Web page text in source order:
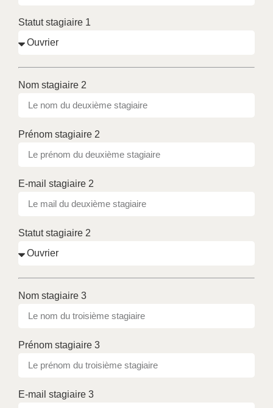
Statut stagiaire 1
Nom stagiaire 2
Prénom stagiaire 2
E-mail stagiaire 2
Statut stagiaire 2
Nom stagiaire 3
Prénom stagiaire 3
E-mail stagiaire 3